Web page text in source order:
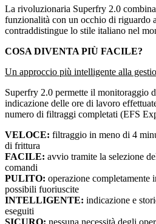
La rivoluzionaria Superfry 2.0
funzionalità con un occhio di riguardo
contraddistingue lo stile italiano nel
COSA DIVENTA PIÙ FACILE?
Un approccio più intelligente alla
Superfry 2.0 permette il monitoraggio
indicazione delle ore di lavoro
numero di filtraggi completati (EFS
VELOCE: filtraggio in meno di 4
di frittura
FACILE: avvio tramite la selezione
comandi
PULITO: operazione completamente
possibili fuoriuscite
INTELLIGENTE: indicazione e
eseguiti
SICURO: nessuna necessità degli